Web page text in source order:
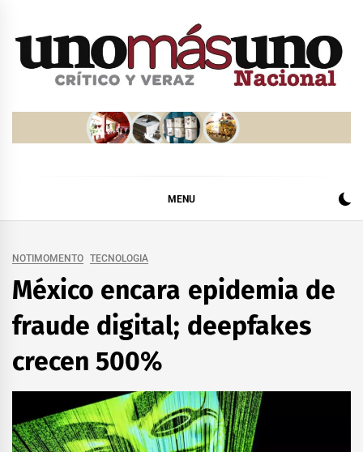
MENU
NOTIMOMENTO TECNOLOGIA
México encara epidemia de
fraude digital; deepfakes
crecen 500%